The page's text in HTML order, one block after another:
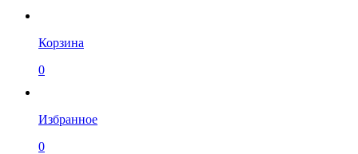
Корзина
0
Избранное
0